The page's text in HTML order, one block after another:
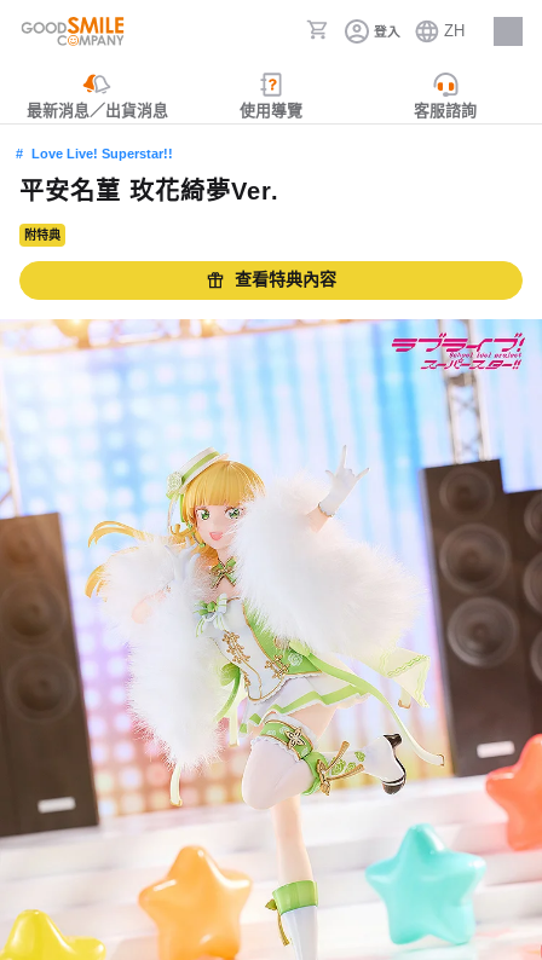
登入 ZH
人才招募
最新消息／出貨消息 使用導覽 客服諮詢
Love Live! Superstar!!
平安名菫 玫花綺夢Ver.
附特典
查看特典內容